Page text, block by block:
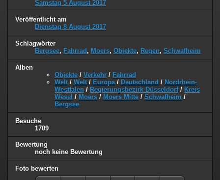
Samstag 5 August 2017
Veröffentlicht am
Dienstag 8 August 2017
Schlagwörter
Bergsee, Fahrrad , Moers, Objekte, Regen, Schwafheim
Alben
Objekte / Verkehr / Fahrrad
Welt / Welt / Europa / Deutschland / Nordrhein-
Westfalen / Regierungsbezirk Düsseldorf/ Kreis
Wesel / Moers / Moers Mitte / Schwafheim /
Bergsee
Besuche
1709
Bewertung
noch keine Bewertung
Foto bewerten